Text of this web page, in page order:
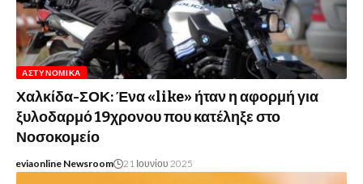
ΑΣΤΥΝΟΜΙΚΆ
Χαλκίδα-ΣΟΚ: Ένα «like» ήταν η αφορμή για
ξυλοδαρμό 19χρονου που κατέληξε στο
Νοσοκομείο
eviaonline Newsroom 21 Ιουνίου 2025